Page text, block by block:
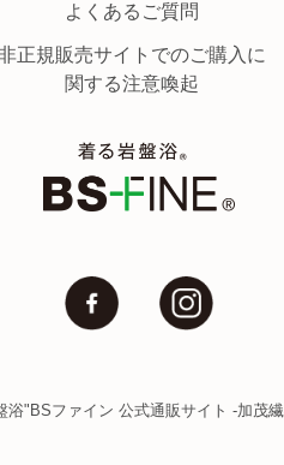
よくあるご質問
正規販売サイトでのご購入に
関する注意喚起
浴"BSファイン 公式通販サイト -加茂